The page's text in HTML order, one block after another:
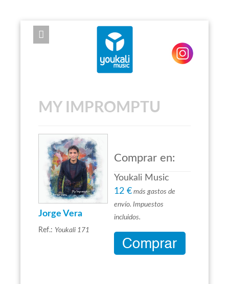
EXPOSE FRAMEWORK FOR JOOMLA 2.5 AND 3.0+
MY IMPROMPTU
Jorge Vera
Ref.: Youkali 171
Comprar en:
Youkali Music
12 € más gastos de
envío. Impuestos
incluidos.